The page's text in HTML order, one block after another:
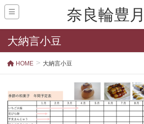
奈良輪豊
大納言小豆
HOME 大納言小豆